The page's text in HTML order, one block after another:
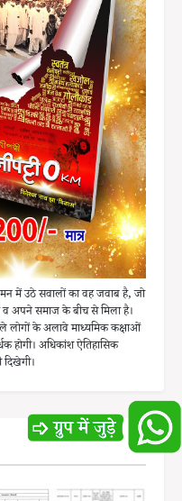
में उठे सवालों का वह जवाब है, जो
व अपने समाज के बीच से मिला है।
लोगों के अलावे माध्यमिक कक्षाओं
होगी। अधिकांश ऐतिहासिक